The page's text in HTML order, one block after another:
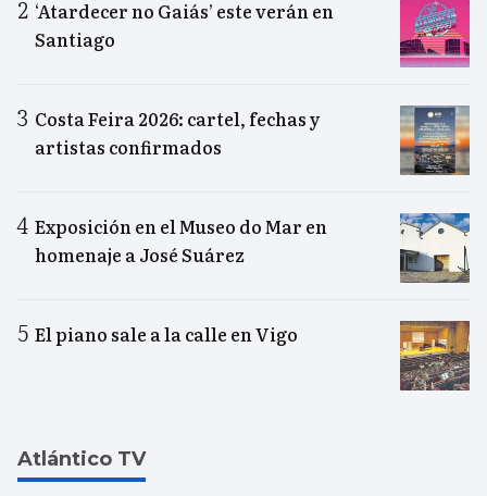
‘Atardecer no Gaiás’ este verán en
Santiago
Costa Feira 2026: cartel, fechas y
artistas confirmados
Exposición en el Museo do Mar en
homenaje a José Suárez
El piano sale a la calle en Vigo
Atlántico TV